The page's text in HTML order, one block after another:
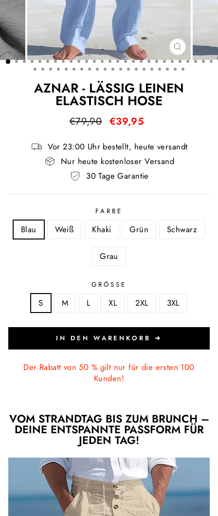
ESC)
AZNAR - LÄSSIG LEINEN
ELASTISCH HOSE
Normaler
€79,90 Sonderpreis
€39,95
Vor 23:00 Uhr bestellt, heute versandt
Nur heute kostenloser Versand
30 Tage Garantie
FARBE
Blau Weiß Khaki Grün Schwarz
Grau
GRÖSSE
S M L XL 2XL 3XL
IN DEN WARENKORB ➔
Der Rabatt von 50 % gilt nur für die ersten 100
Kunden!
VOM STRANDTAG BIS ZUM BRUNCH –
DEINE ENTSPANNTE PASSFORM FÜR
JEDEN TAG!